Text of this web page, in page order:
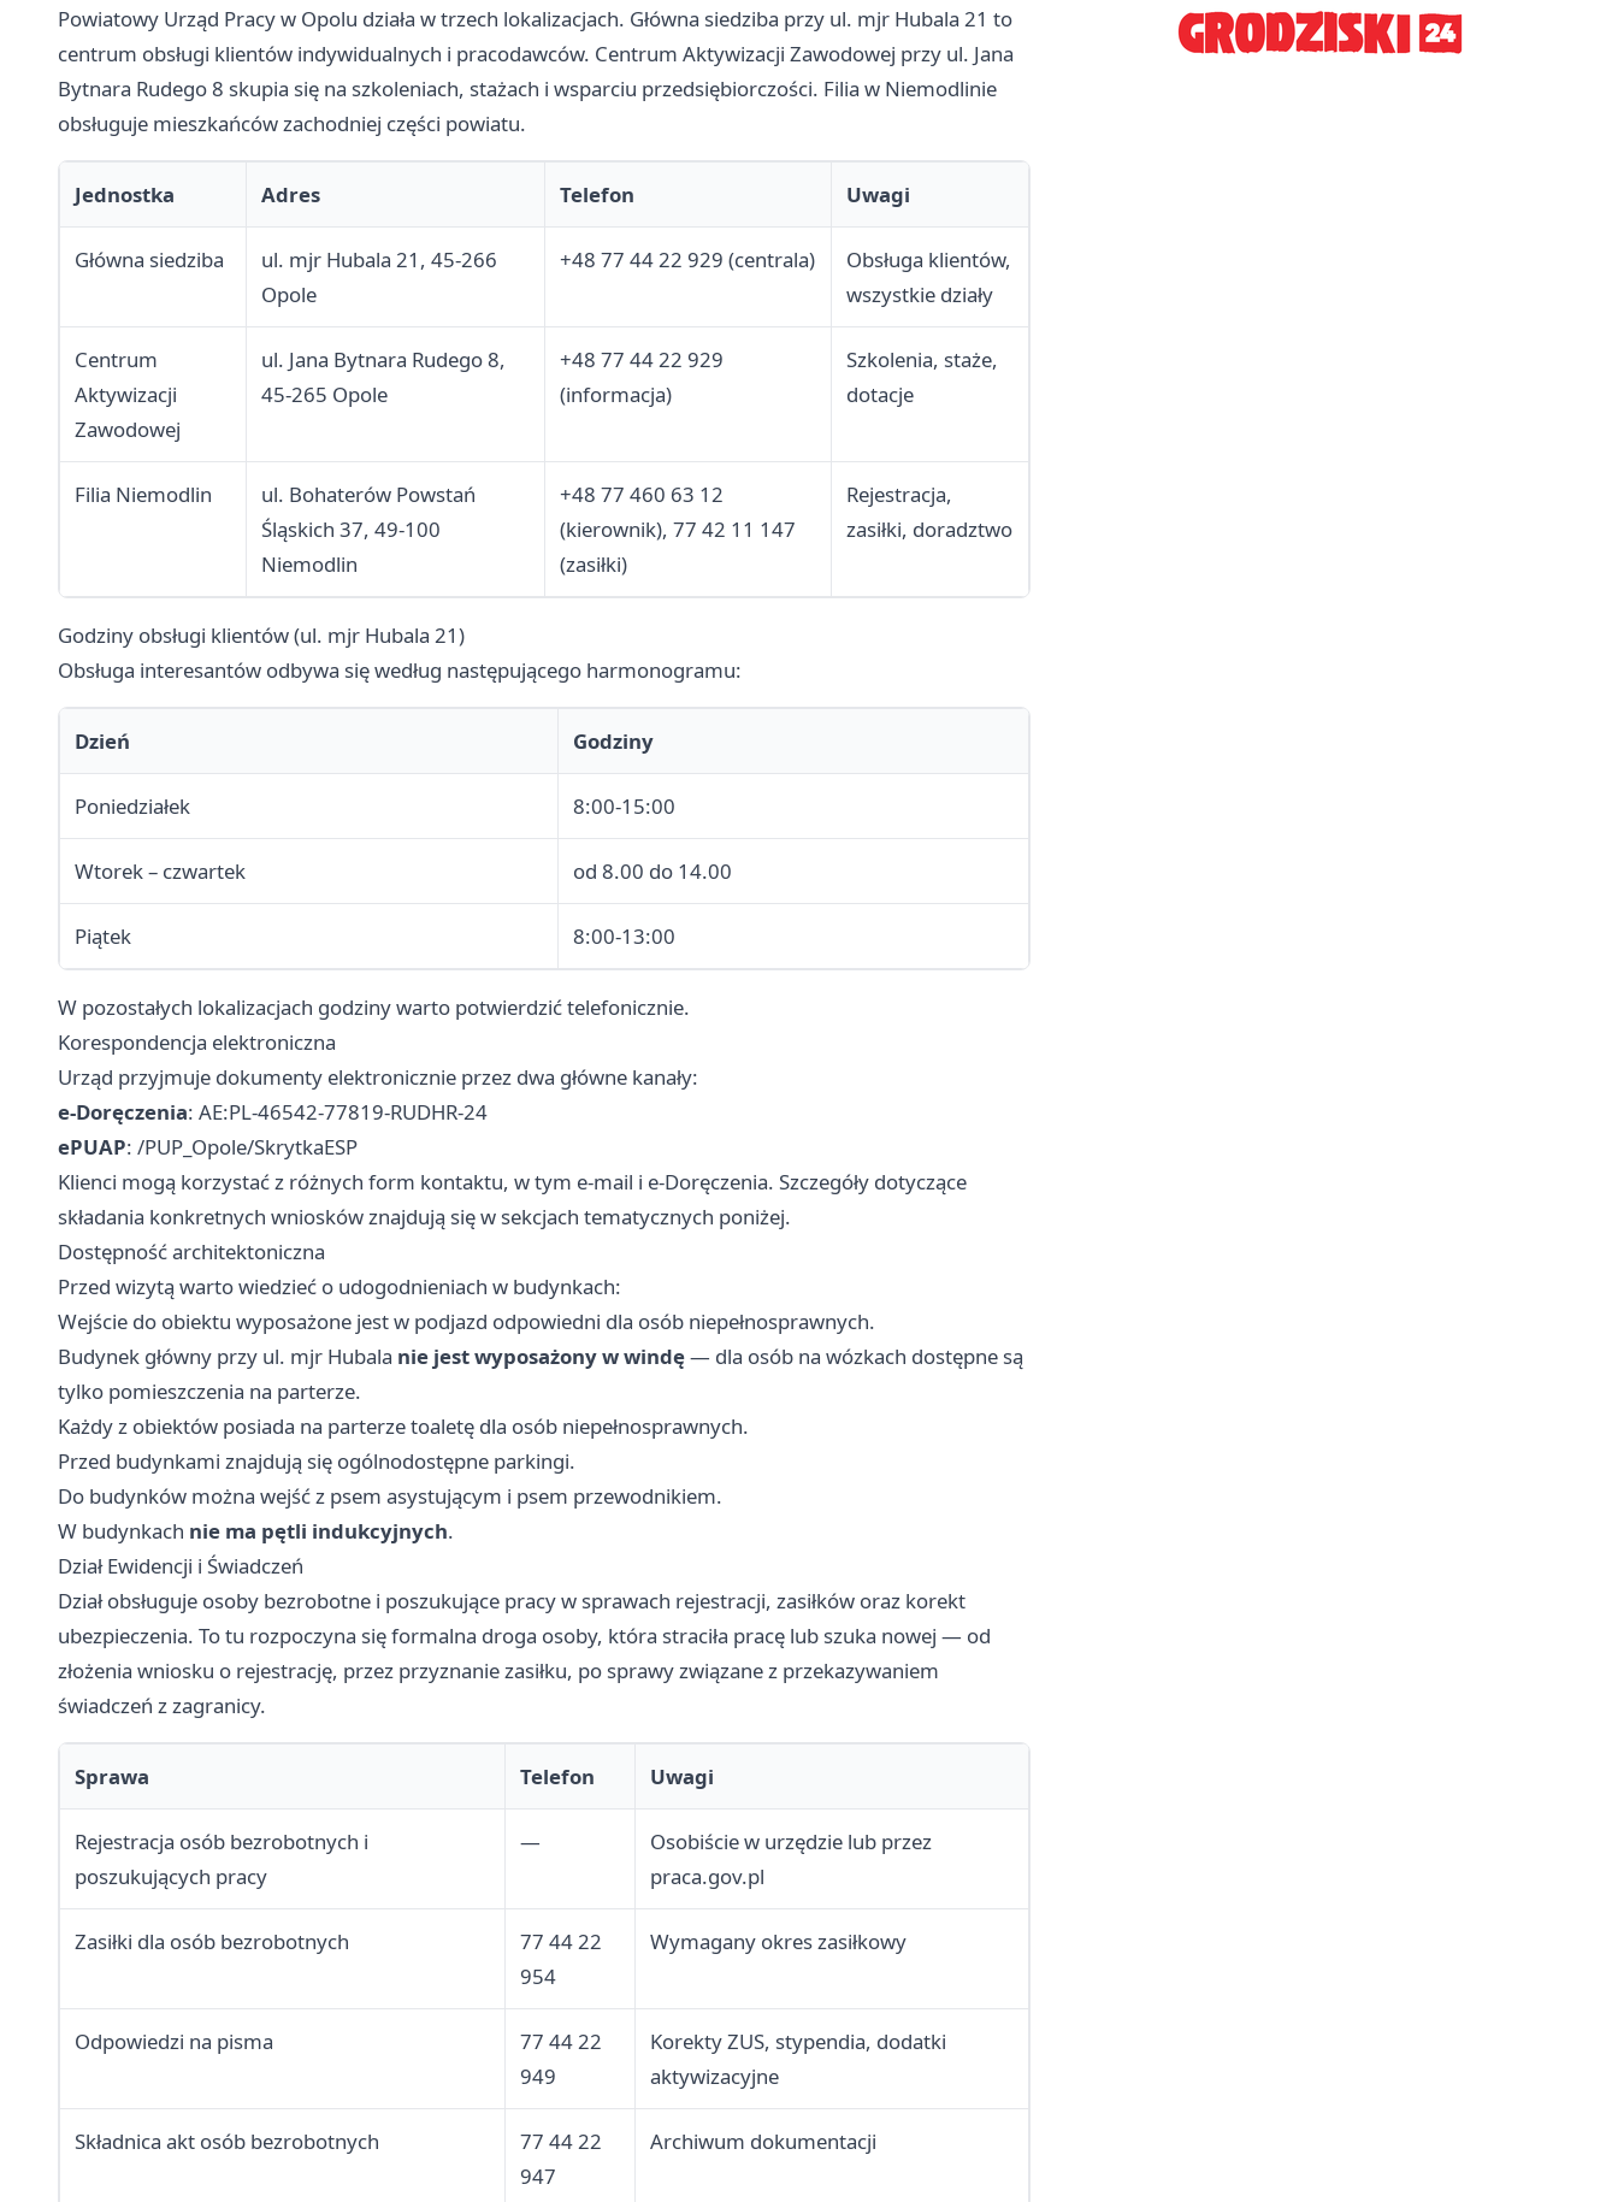
Powiatowy Urząd Pracy w Opolu działa w trzech lokalizacjach. Główna siedziba przy ul. mjr Hubala 21 to
centrum obsługi klientów indywidualnych i pracodawców. Centrum Aktywizacji Zawodowej przy ul. Jana
Bytnara Rudego 8 skupia się na szkoleniach, stażach i wsparciu przedsiębiorczości. Filia w Niemodlinie
obsługuje mieszkańców zachodniej części powiatu.
Jednostka Adres Telefon Uwagi
Główna siedziba
ul. mjr Hubala 21, 45-266
Opole
+48 77 44 22 929 (centrala)
Obsługa klientów,
wszystkie działy
Centrum
Aktywizacji
Zawodowej
ul. Jana Bytnara Rudego 8,
45-265 Opole
+48 77 44 22 929
(informacja)
Szkolenia, staże,
dotacje
Filia Niemodlin
ul. Bohaterów Powstań
Śląskich 37, 49-100
Niemodlin
+48 77 460 63 12
(kierownik), 77 42 11 147
(zasiłki)
Rejestracja,
zasiłki, doradztwo
Godziny obsługi klientów (ul. mjr Hubala 21)
Obsługa interesantów odbywa się według następującego harmonogramu:
Dzień Godziny
Poniedziałek 8:00-15:00
Wtorek – czwartek od 8.00 do 14.00
Piątek 8:00-13:00
W pozostałych lokalizacjach godziny warto potwierdzić telefonicznie.
Korespondencja elektroniczna
Urząd przyjmuje dokumenty elektronicznie przez dwa główne kanały:
e-Doręczenia: AE:PL-46542-77819-RUDHR-24
ePUAP: /PUP_Opole/SkrytkaESP
Klienci mogą korzystać z różnych form kontaktu, w tym e-mail i e-Doręczenia. Szczegóły dotyczące
składania konkretnych wniosków znajdują się w sekcjach tematycznych poniżej.
Dostępność architektoniczna
Przed wizytą warto wiedzieć o udogodnieniach w budynkach:
Wejście do obiektu wyposażone jest w podjazd odpowiedni dla osób niepełnosprawnych.
Budynek główny przy ul. mjr Hubala nie jest wyposażony w windę— dla osób na wózkach dostępne są
tylko pomieszczenia na parterze.
Każdy z obiektów posiada na parterze toaletę dla osób niepełnosprawnych.
Przed budynkami znajdują się ogólnodostępne parkingi.
Do budynków można wejść z psem asystującym i psem przewodnikiem.
W budynkach nie ma pętli indukcyjnych.
Dział Ewidencji i Świadczeń
Dział obsługuje osoby bezrobotne i poszukujące pracy w sprawach rejestracji, zasiłków oraz korekt
ubezpieczenia. To tu rozpoczyna się formalna droga osoby, która straciła pracę lub szuka nowej — od
złożenia wniosku o rejestrację, przez przyznanie zasiłku, po sprawy związane z przekazywaniem
świadczeń z zagranicy.
Sprawa Telefon Uwagi
Rejestracja osób bezrobotnych i
poszukujących pracy
—
Osobiście w urzędzie lub przez
praca.gov.pl
Zasiłki dla osób bezrobotnych
77 44 22
954
Wymagany okres zasiłkowy
Odpowiedzi na pisma
77 44 22
949
Korekty ZUS, stypendia, dodatki
aktywizacyjne
Składnica akt osób bezrobotnych
77 44 22
947
Archiwum dokumentacji